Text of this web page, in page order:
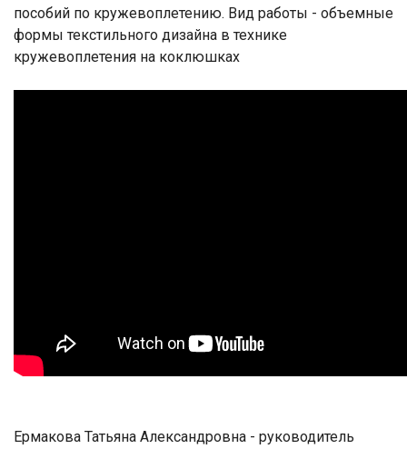
пособий по кружевоплетению. Вид работы - объемные
формы текстильного дизайна в технике
кружевоплетения на коклюшках
Ермакова Татьяна Александровна - руководитель